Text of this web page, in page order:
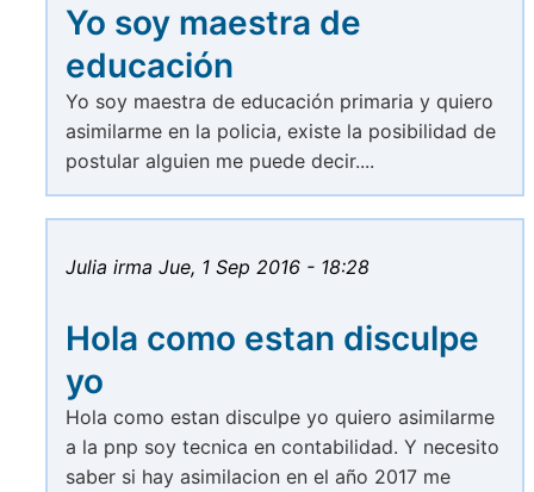
Yo soy maestra de
educación
Yo soy maestra de educación primaria y quiero
asimilarme en la policia, existe la posibilidad de
postular alguien me puede decir....
Julia irma Jue, 1 Sep 2016 - 18:28
Hola como estan disculpe
yo
Hola como estan disculpe yo quiero asimilarme
a la pnp soy tecnica en contabilidad. Y necesito
saber si hay asimilacion en el año 2017 me